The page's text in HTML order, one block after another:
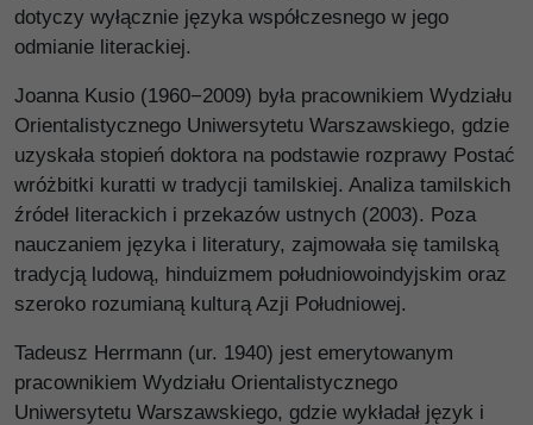
dotyczy wyłącznie języka współczesnego w jego
odmianie literackiej.
Joanna Kusio (1960−2009) była pracownikiem Wydziału
Orientalistycznego Uniwersytetu Warszawskiego, gdzie
uzyskała stopień doktora na podstawie rozprawy Postać
wróżbitki kuratti w tradycji tamilskiej. Analiza tamilskich
źródeł literackich i przekazów ustnych (2003). Poza
nauczaniem języka i literatury, zajmowała się tamilską
tradycją ludową, hinduizmem południowoindyjskim oraz
szeroko rozumianą kulturą Azji Południowej.
Tadeusz Herrmann (ur. 1940) jest emerytowanym
pracownikiem Wydziału Orientalistycznego
Uniwersytetu Warszawskiego, gdzie wykładał język i